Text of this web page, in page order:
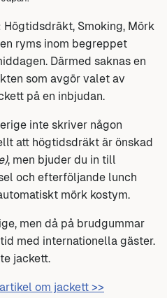
Smoking, Mörk
ryms inom begreppet
Därmed saknas en
som avgör valet av
på en inbjudan.
inte skriver någon
att högtidsdräkt är önskad
, men bjuder du in till
och efterföljande lunch
mörk kostym.
men då på brudgummar
med internationella gäster.
jackett.
om jackett >>